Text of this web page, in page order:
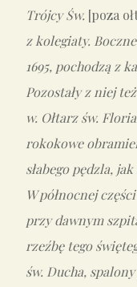
Trójcy Św. [poza
z kolegiaty.
1695, pochodzą z
Pozostały z niej
w. Ołtarz św.
rokokowe
słabego pędzla,
W północnej
przy dawnym
rzeźbę tego
św. Ducha,